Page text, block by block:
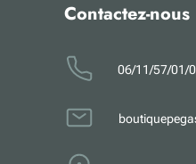
Contactez-nous
06/11/57/01/